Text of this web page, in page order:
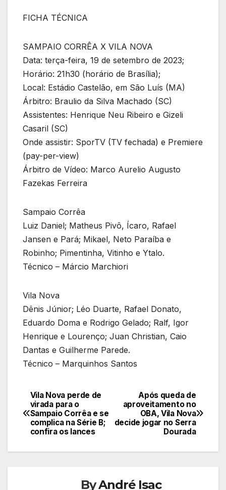
FICHA TÉCNICA
SAMPAIO CORRÊA X VILA NOVA
Data: terça-feira, 19 de setembro de 2023;
Horário: 21h30 (horário de Brasília);
Local: Estádio Castelão, em São Luís (MA)
Árbitro: Braulio da Silva Machado (SC)
Assistentes: Henrique Neu Ribeiro e Gizeli
Casaril (SC)
Onde assistir: SporTV (TV fechada) e Premiere
(pay-per-view)
Árbitro de Vídeo: Marco Aurelio Augusto
Fazekas Ferreira
Sampaio Corrêa
Luiz Daniel; Matheus Pivô, Ícaro, Rafael
Jansen e Pará; Mikael, Neto Paraíba e
Robinho; Pimentinha, Vitinho e Ytalo.
Técnico – Márcio Marchiori
Vila Nova
Dênis Júnior; Léo Duarte, Rafael Donato,
Eduardo Doma e Rodrigo Gelado; Ralf, Igor
Henrique e Lourenço; Juan Christian, Caio
Dantas e Guilherme Parede.
Técnico – Marquinhos Santos
Navegação
de
Após queda de
aproveitamento no
OBA, Vila Nova
decide jogar no Serra
Dourada
Vila Nova perde de
virada para o
Sampaio Corrêa e se
complica na Série B;
confira os lances
ByAndré Isac